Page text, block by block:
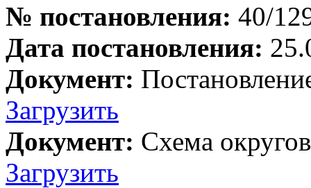
№ постановления: 40/
Дата постановления:
Документ:
Загрузить
Документ: Схема округов
Загрузить